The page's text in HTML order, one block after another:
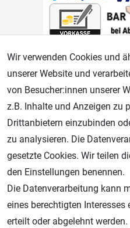
AGB Widerrufsrecht
Wir verwenden Cookies und
unserer Website und
von Besucher:innen unserer
z.B. Inhalte und Anzeigen zu
Drittanbietern einzubinden
zu analysieren. Die
gesetzte Cookies. Wir teilen
den Einstellungen benennen.
Die Datenverarbeitung kann
eines berechtigten
erteilt oder abgelehnt